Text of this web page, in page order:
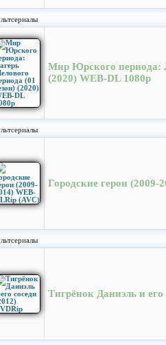
Мир Юрского периода:
(2020) WEB-DL 1080p
Городские герои
Тигрёнок Даниэль и